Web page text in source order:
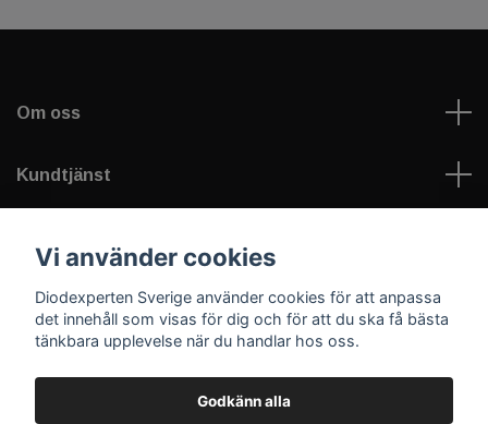
Om oss
Kundtjänst
Sociala medier
Vi använder cookies
Diodexperten Sverige använder cookies för att anpassa
det innehåll som visas för dig och för att du ska få bästa
tänkbara upplevelse när du handlar hos oss.
Godkänn alla